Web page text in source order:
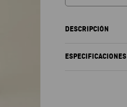
DESCRIPCIÓN
ESPECIFICACIONES